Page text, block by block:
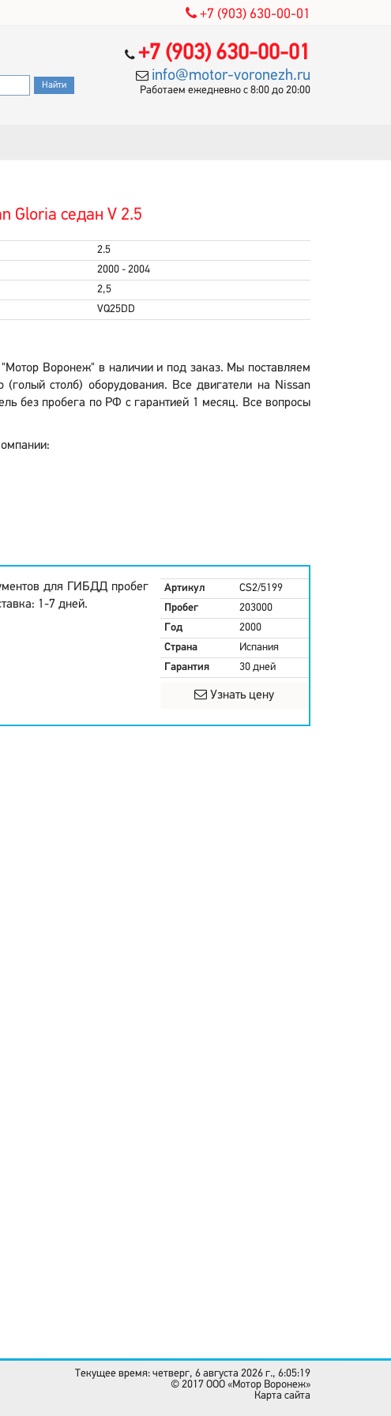
+7 (903) 630-00-01
+7 (903) 630-00-01
info@motor-voronezh.ru
Работаем ежедневно с 8:00 до 20:00
Gloria седан V 2.5
2.5
2000 - 2004
2,5
VQ25DD
Воронеж" в наличии и под заказ. Мы поставляем
столб) оборудования. Все двигатели на Nissan
без пробега по РФ с гарантией 1 месяц. Все вопросы
для ГИБДД пробег
1-7 дней.
Артикул
CS2/5199
Пробег
203000
Год
2000
Страна
Испания
Гарантия
30 дней
Узнать цену
Текущее время: четверг, 6 августа 2026 г., 6:05:19
© 2017 OOO «Мотор Воронеж»
Карта сайта